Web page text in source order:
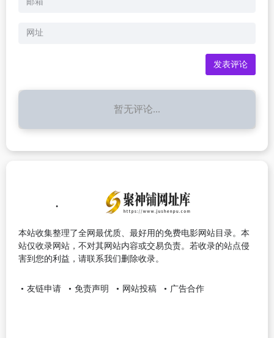
暂无评论...
本站收集整理了全网最优质、最好用的免费电影网站目录。本
站仅收录网站，不对其网站内容或交易负责。若收录的站点侵
害到您的利益，请联系我们删除收录。
友链申请 免责声明 网站投稿 广告合作